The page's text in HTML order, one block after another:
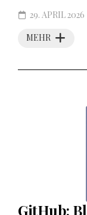
MEHR
29. APRIL 2026
GitHub: